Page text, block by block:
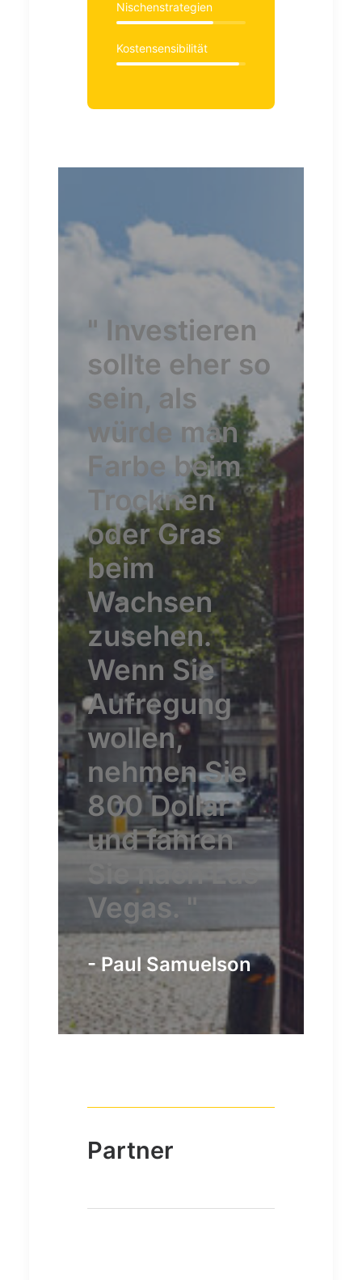
Nischenstrategien
Kostensensibilität
" Investieren
sollte eher so
sein, als
würde man
Farbe beim
Trocknen
oder Gras
beim
Wachsen
zusehen.
Wenn Sie
Aufregung
wollen,
nehmen Sie
800 Dollar
und fahren
Sie nach Las
Vegas. "
- Paul Samuelson
Partner